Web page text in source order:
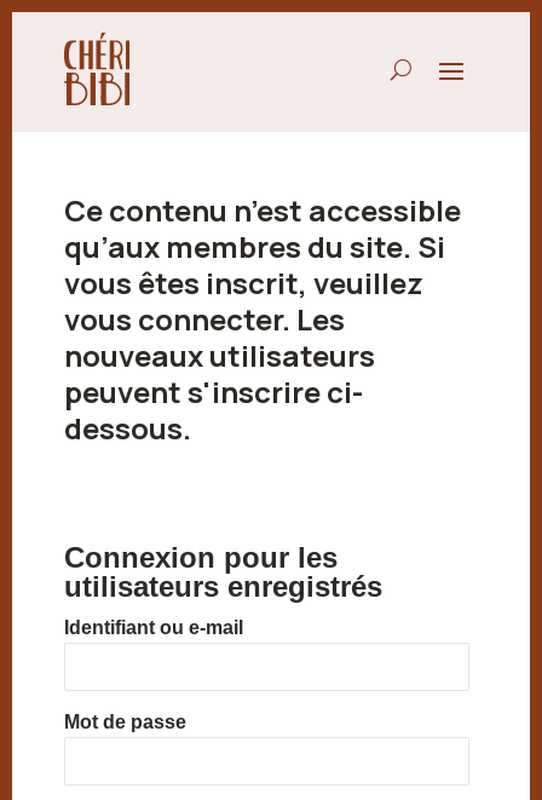
Ce contenu n’est accessible
qu’aux membres du site. Si
vous êtes inscrit, veuillez
vous connecter. Les
nouveaux utilisateurs
peuvent s'inscrire ci-
dessous.
Connexion pour les
utilisateurs enregistrés
Identifiant ou e-mail
Mot de passe